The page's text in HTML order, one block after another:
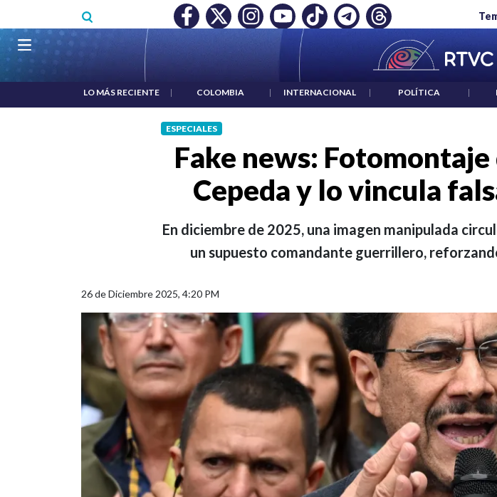
MÍNIMO NO DESTRUYÓ EMPLEO: JP MORGAN | "HABLAR NO ES UN CRIMEN": CARTA DE BETO
Navegación principal
LO MÁS RECIENTE | COLOMBIA | INTERNACIONAL | POLÍTICA |
ESPECIALES
Fake news:
Cepeda y lo vincula
En diciembre de 2025, una imagen manipulada
un supuesto comandante guerrillero,
26 de Diciembre 2025, 4:20 PM